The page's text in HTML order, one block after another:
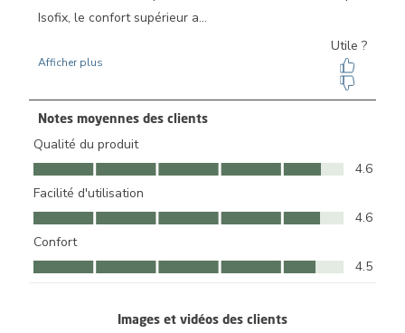
Notes moyennes des clients
Qualité du produit
Qualité du produit, 4.6 sur 5
4.6
Facilité d'utilisation
Facilité d'utilisation, 4.6 sur 5
4.6
Confort
Confort, 4.5 sur 5
4.5
Images et vidéos des clients